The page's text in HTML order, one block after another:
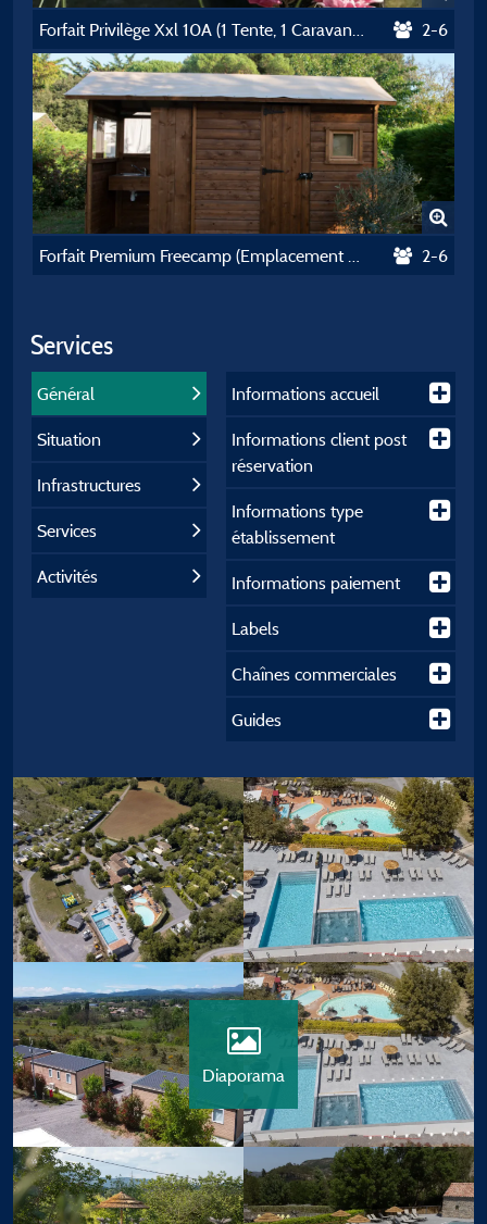
Forfait Privilège Xxl 10A (1 Tente, 1 Caravane Ou 1 Camping-Car 7M Max / 1 Voiture) 2-6
Forfait Premium Freecamp (Emplacement Wc Et Douche Privatifs) 2-6
Services
Général
Situation
Infrastructures
Services
Activités
Informations accueil
Informations client post
réservation
Informations type
établissement
Informations paiement
Labels
Chaînes commerciales
Guides
Diaporama